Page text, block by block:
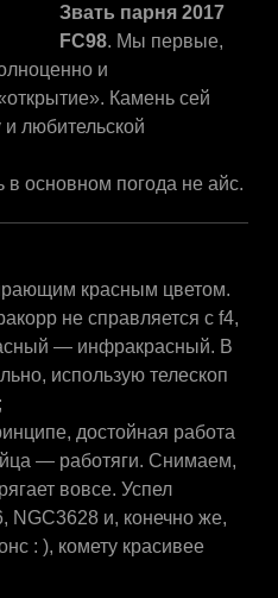
Звать парня 2017
FC98. Мы первые,
и
Камень сей
любительской
в основном погода не айс.
красным цветом.
не справляется с f4,
— инфракрасный. В
использую телескоп
достойная работа
— работяги. Снимаем,
вовсе. Успел
NGC3628 и, конечно же,
: ), комету красивее